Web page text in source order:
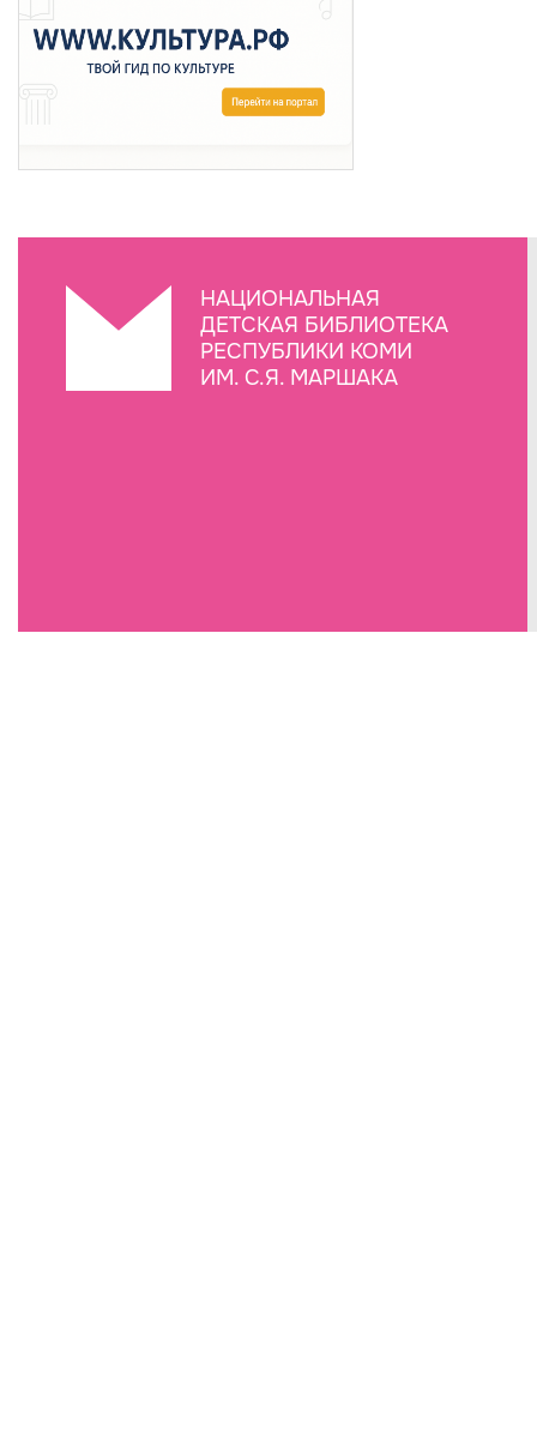
НАЦИОНАЛЬНАЯ
ДЕТСКАЯ БИБЛИОТЕКА
РЕСПУБЛИКИ КОМИ
ИМ. С.Я. МАРШАКА